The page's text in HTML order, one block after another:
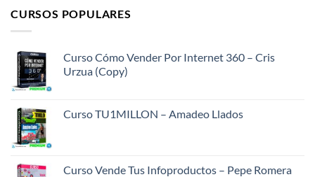
CURSOS POPULARES
Curso Cómo Vender Por Internet 360 – Cris
Urzua (Copy)
Curso TU1MILLON – Amadeo Llados
Curso Vende Tus Infoproductos – Pepe Romera